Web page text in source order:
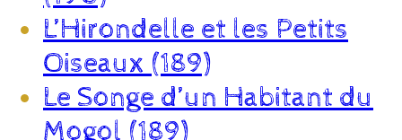
L’Hirondelle et les Petits
Oiseaux (189)
Le Songe d’un Habitant du
Mogol (189)